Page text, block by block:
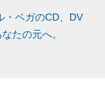
・ベガのCD、DV
たの元へ。